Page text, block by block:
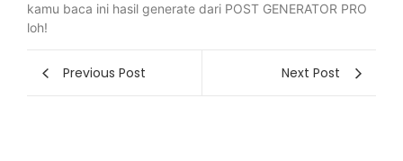
kamu baca ini hasil generate dari POST GENERATOR PRO
loh!
Previous Post Next Post